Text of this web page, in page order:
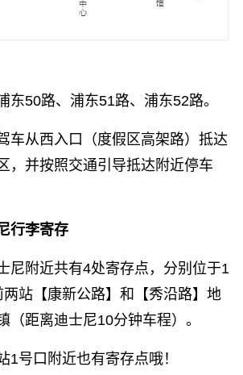
东50路、浦东51路、浦东52路。
车从西入口（度假区高架路）抵达
，并按照交通引导抵达附近停车
行李寄存
尼附近共有4处寄存点，分别位于1
站【康新公路】和【秀沿路】地
（距离迪士尼10分钟车程）。
1号口附近也有寄存点哦！